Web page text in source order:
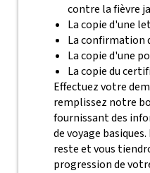
contre la fièvre
La copie d'une
La
La copie d'une
La copie du
Effectuez votre
remplissez notre
fournissant des
de voyage
reste et vous
progression de